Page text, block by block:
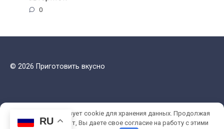
0
© 2026 Приготовить вкусно
RU
Этот сайт использует cookie для хранения данных. Продолжая
использовать сайт, Вы даете свое согласие на работу с этими